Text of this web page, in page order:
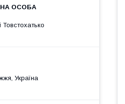
Товстохатько
Україна